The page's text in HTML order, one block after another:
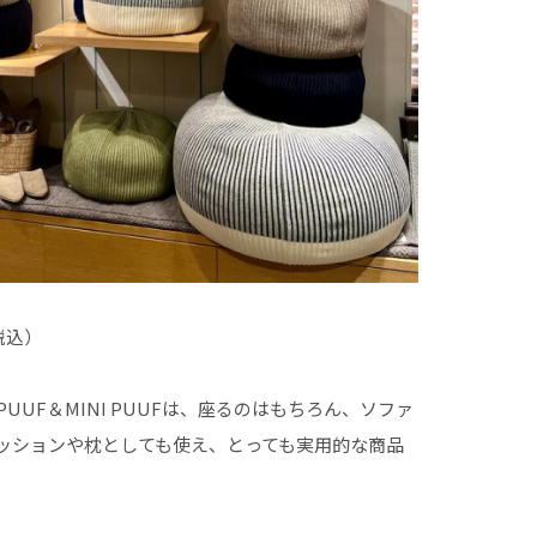
）
＆MINI PUUFは、座るのはもちろん、ソファ
ションや枕としても使え、とっても実用的な商品